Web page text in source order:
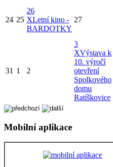
24 25
26
XLetní kino -
BARDOTKY
27
31 1 2
3
XVýstava k
10. výročí
otevření
Spolkového
domu
Ratíškovice
Mobilní aplikace